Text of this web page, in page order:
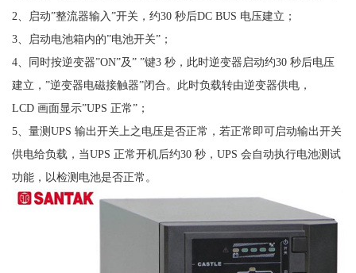
2、启动”整流器输入”开关，约30 秒后DC BUS 电压建立；
3、启动电池箱内的”电池开关”；
4、同时按逆变器”ON”及” ”键3 秒，此时逆变器启动约30 秒后电压
建立，”逆变器电磁接触器”闭合。此时负载转由逆变器供电，
LCD 画面显示”UPS 正常”；
5、量测UPS 输出开关上之电压是否正常，若正常即可启动输出开关
供电给负载，当UPS 正常开机后约30 秒，UPS 会自动执行电池测试
功能，以检测电池是否正常。